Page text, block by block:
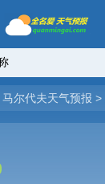
马尔代夫天气预报 >